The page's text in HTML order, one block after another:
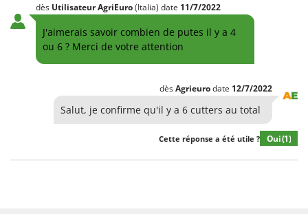
dès Utilisateur AgriEuro(Italia) date 11/7/2022
J'aimerais savoir combien de putes il y a 4
ou 6 ? Merci de votre attention
dèsAgrieurodate 12/7/2022
Salut, je confirme qu'il y a 6 cutters au total
Cette réponse a été utile ? Oui(1)